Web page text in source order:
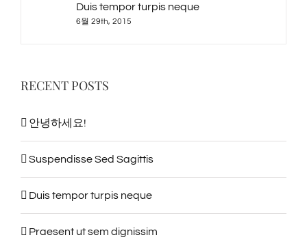
Duis tempor turpis neque
6월 29th, 2015
RECENT POSTS
안녕하세요!
Suspendisse Sed Sagittis
Duis tempor turpis neque
Praesent ut sem dignissim